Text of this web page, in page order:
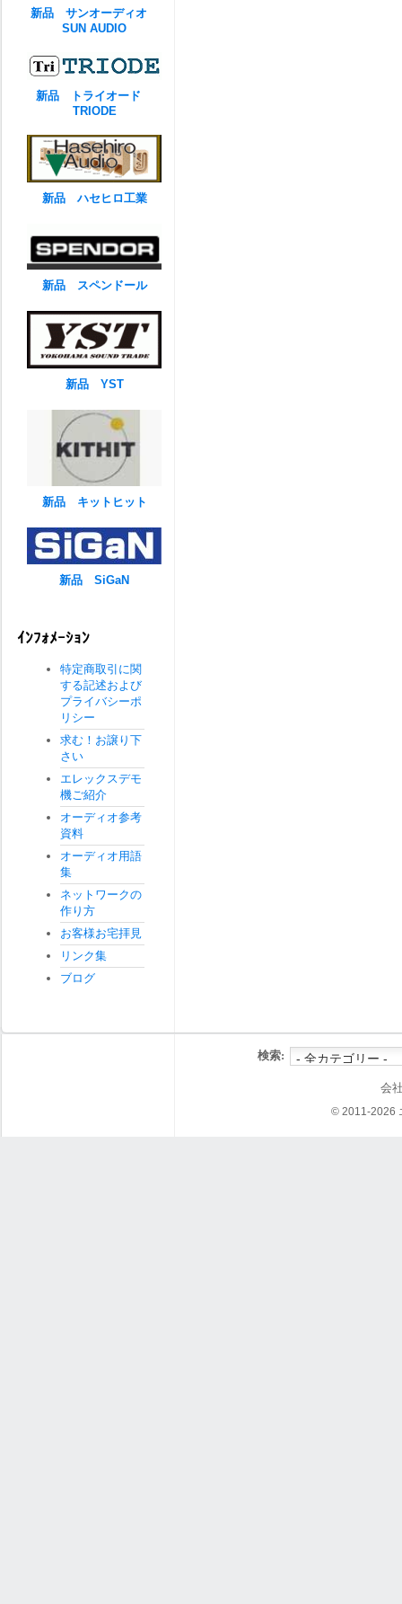
新品 サンオーディオ
SUN AUDIO
新品 トライオード
TRIODE
新品 ハセヒロ工業
新品 スペンドール
新品 YST
新品 キットヒット
新品 SiGaN
ｲﾝﾌｫﾒｰｼｮﾝ
特定商取引に関
する記述および
プライバシーポ
リシー
求む！お譲り下
さい
エレックスデモ
機ご紹介
オーディオ参考
資料
オーディオ用語
集
ネットワークの
作り方
お客様お宅拝見
リンク集
ブログ
検索:
会
© 2011-2026